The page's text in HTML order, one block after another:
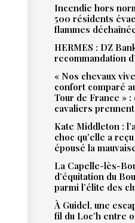
Incendie hors
500 résidents
flammes
HERMES : DZ
recommandation
« Nos chevaux
confort comparé
Tour de France » :
cavaliers
Kate Middleton :
choc qu’elle a
épousé la
La Capelle-lès-
d’équitation du
parmi l’élite des
À Guidel, une
fil du Loc’h entre